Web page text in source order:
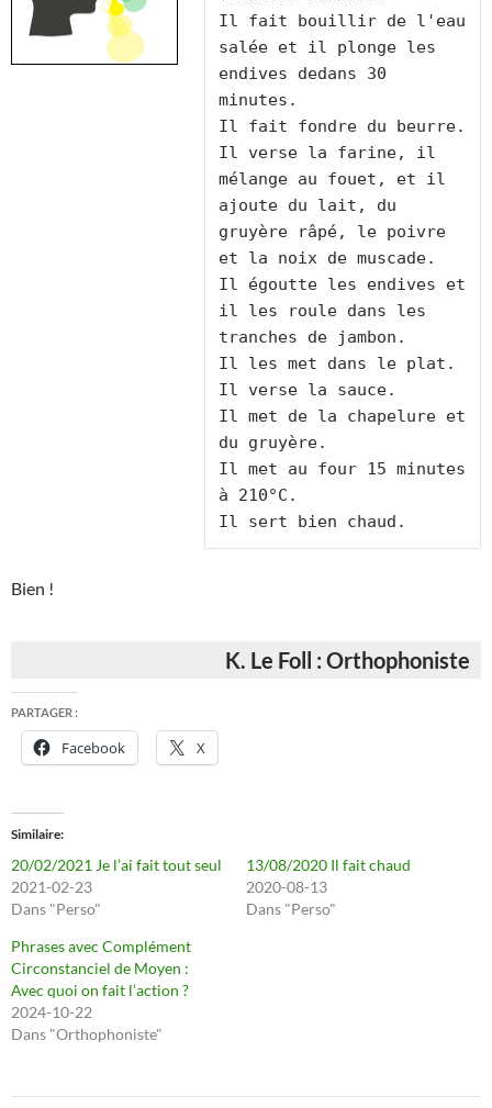
Il fait bouillir de l'eau
salée et il plonge les
endives dedans 30
minutes.
Il fait fondre du beurre.
Il verse la farine, il
mélange au fouet, et il
ajoute du lait, du
gruyère râpé, le poivre
et la noix de muscade.
Il égoutte les endives et
il les roule dans les
tranches de jambon.
Il les met dans le plat.
Il verse la sauce.
Il met de la chapelure et
du gruyère.
Il met au four 15 minutes
à 210°C.
Bien !
K. Le Foll : Orthophoniste
PARTAGER :
Facebook X
Similaire
20/02/2021 Je l’ai fait tout seul
2021-02-23
Dans "Perso"
13/08/2020 Il fait chaud
2020-08-13
Dans "Perso"
Phrases avec Complément
Circonstanciel de Moyen :
Avec quoi on fait l’action ?
2024-10-22
Dans "Orthophoniste"